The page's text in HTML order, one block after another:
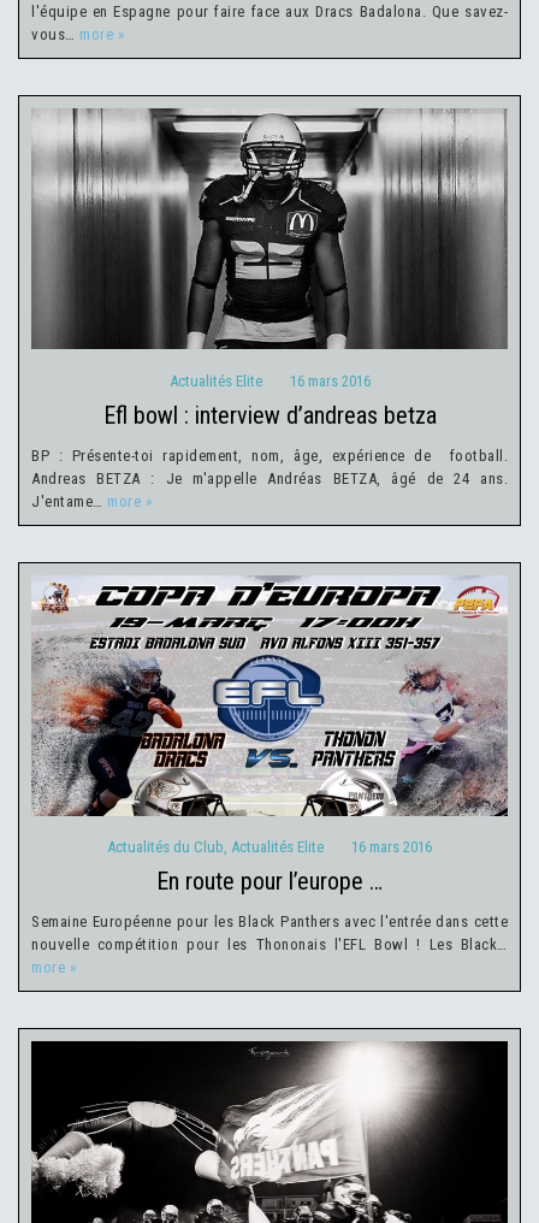
l'équipe en Espagne pour faire face aux Dracs Badalona. Que savez-
vous… more »
Actualités Elite 16 mars 2016
Actualités Elite 16 mars 2016
efl bowl : interview d’andreas betza
BP : Présente-toi rapidement, nom, âge, expérience de football.
Andreas BETZA : Je m'appelle Andréas BETZA, âgé de 24 ans.
J'entame…
more »
Actualités du Club Actualités Elite 16 mars 2016
Actualités du Club Actualités Elite 16 mars 2016
en route pour l’europe …
Semaine Européenne pour les Black Panthers avec l'entrée dans cette
nouvelle compétition pour les Thononais l'EFL Bowl ! Les Black…
more »
Actualités Elite 14 mars 2016